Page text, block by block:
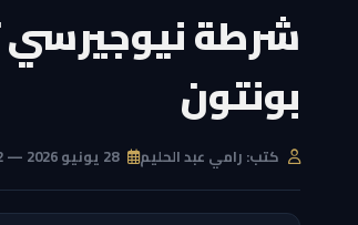
شرطة نيوجيرسي
بونتون
كتب: رامي عبد الحليم 28 يونيو 2026 — 1:02 AM